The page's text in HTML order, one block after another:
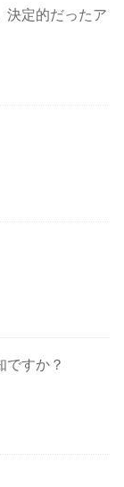
決定的だったア
ですか？